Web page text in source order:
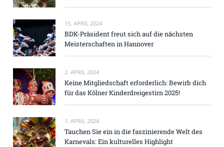
15. APRIL 2024
BDK-Präsident freut sich auf die nächsten
Meisterschaften in Hannover
2. APRIL 2024
Keine Mitgliedschaft erforderlich: Bewirb dich
für das Kölner Kinderdreigestirn 2025!
1. APRIL 2024
Tauchen Sie ein in die faszinierende Welt des
Karnevals: Ein kulturelles Highlight